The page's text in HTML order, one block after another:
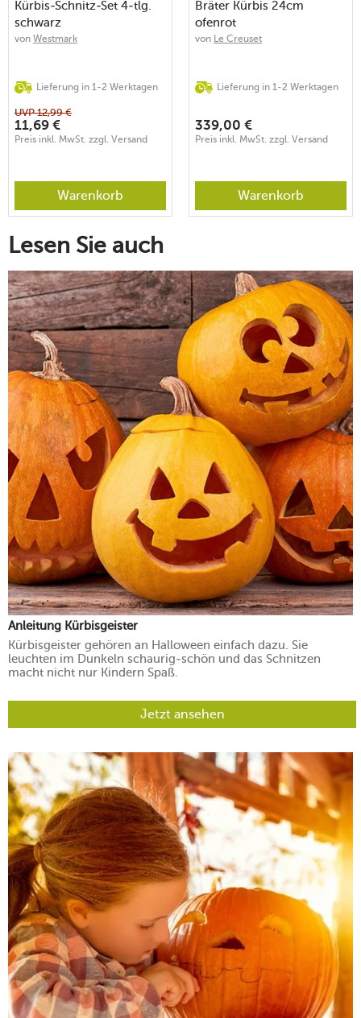
Kürbis-Schnitz-Set 4-tlg.
schwarz
von Westmark
Lieferung in 1-2 Werktagen
UVP12,99 €
11,69 €
Preis inkl. MwSt. zzgl. Versand
Warenkorb
Bräter Kürbis 24cm
ofenrot
von Le Creuset
Lieferung in 1-2 Werktagen
339,00 €
Preis inkl. MwSt. zzgl. Versand
Warenkorb
Lesen Sie auch
Anleitung Kürbisgeister
Kürbisgeister gehören an Halloween einfach dazu. Sie
leuchten im Dunkeln schaurig-schön und das Schnitzen
macht nicht nur Kindern Spaß.
Jetzt ansehen